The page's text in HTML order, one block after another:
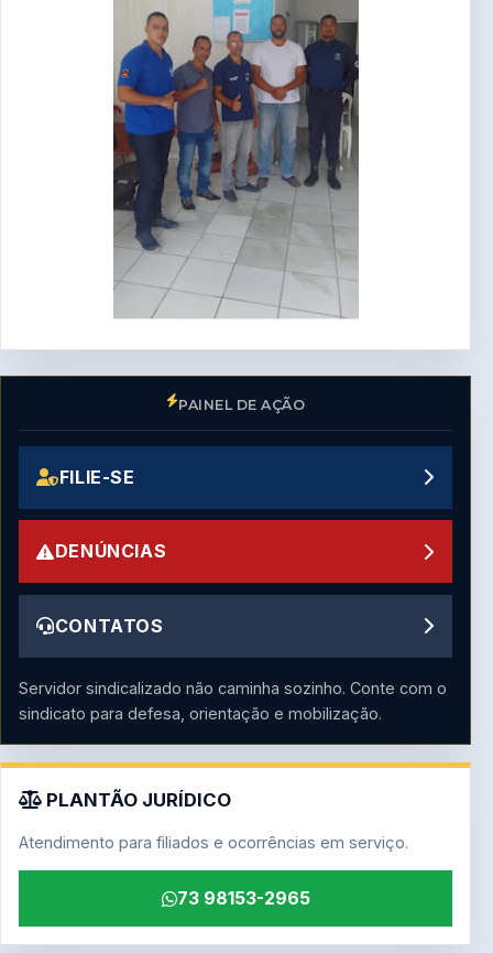
PAINEL DE AÇÃO
FILIE-SE
DENÚNCIAS
CONTATOS
Servidor sindicalizado não caminha sozinho. Conte com o
sindicato para defesa, orientação e mobilização.
PLANTÃO JURÍDICO
Atendimento para filiados e ocorrências em serviço.
73 98153-2965